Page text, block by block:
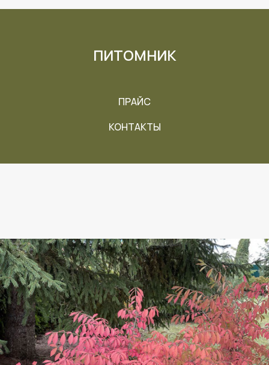
ПИТОМНИК
ПРАЙС
КОНТАКТЫ